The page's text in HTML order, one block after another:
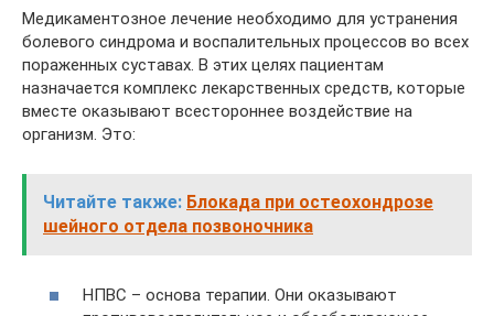
Медикаментозное лечение необходимо для устранения
болевого синдрома и воспалительных процессов во всех
пораженных суставах. В этих целях пациентам
назначается комплекс лекарственных средств, которые
вместе оказывают всестороннее воздействие на
организм. Это:
Читайте также: Блокада при остеохондрозе
шейного отдела позвоночника
НПВС – основа терапии. Они оказывают